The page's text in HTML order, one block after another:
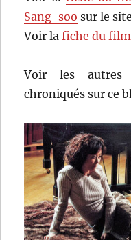
Sang-soo sur le
Voir lafiche du film
Voir les
chroniqués sur ce